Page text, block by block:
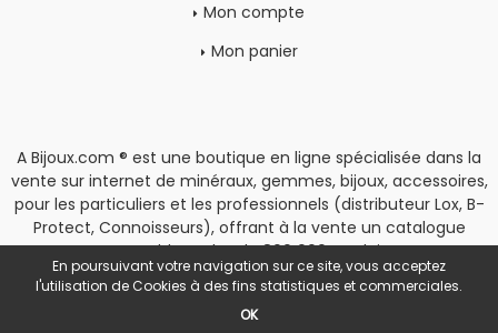
Mon compte
Mon panier
A Bijoux.com ® est une boutique en ligne spécialisée dans la
vente sur internet de minéraux, gemmes, bijoux, accessoires,
pour les particuliers et les professionnels (distributeur Lox, B-
Protect, Connoisseurs), offrant à la vente un catalogue
rassemblant plus de 800 000 produits.
Copyright| Espace Pro
POWERED BY YPROXIMITÉ / STORE FACTORY
En poursuivant votre navigation sur ce site, vous acceptez
l'utilisation de Cookies à des fins statistiques et commerciales.
OK